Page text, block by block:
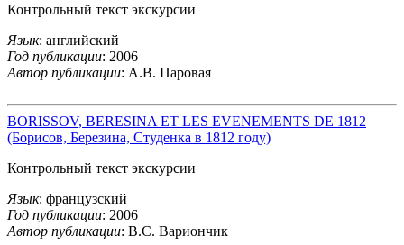
Контрольный текст экскурсии
Язык: английский
Год публикации: 2006
Автор публикации: А.В. Паровая
BORISSOV, BERESINA ET LES EVENEMENTS DE 1812
(Борисов, Березина, Студенка в 1812 году)
Контрольный текст экскурсии
Язык: французский
Год публикации: 2006
Автор публикации: В.С. Вариончик